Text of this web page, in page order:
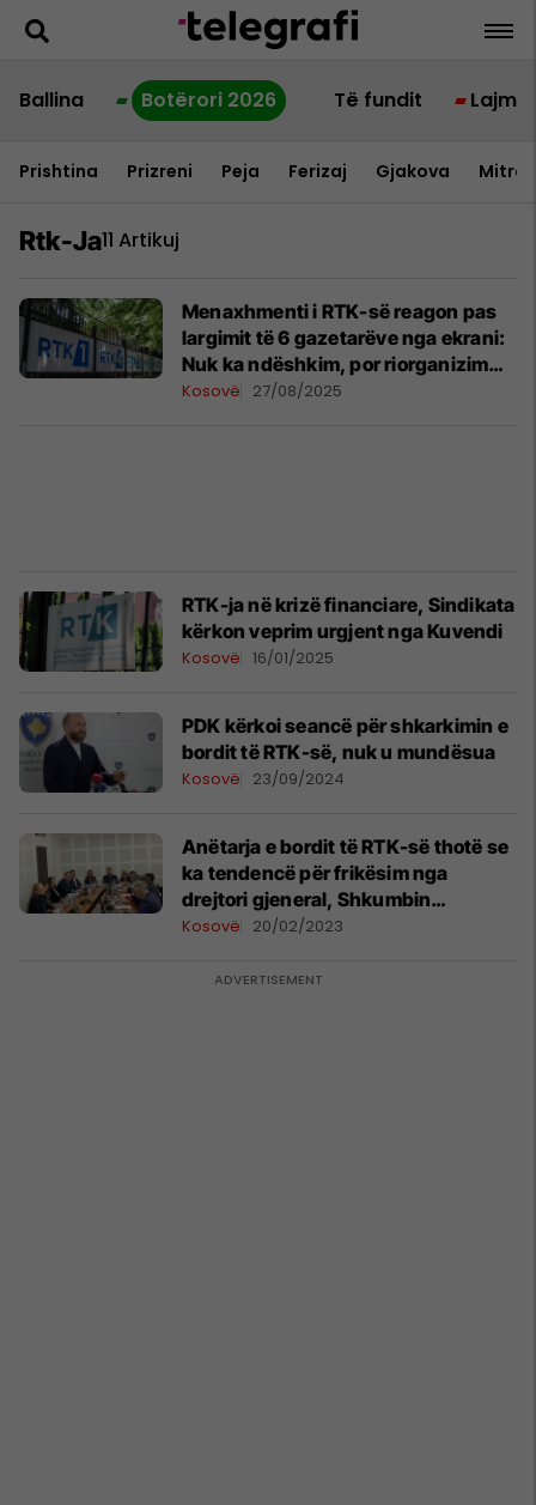
Ballina Botërori 2026 Të fundit Lajme
Prishtina Prizreni Peja Ferizaj Gjakova
Rtk-Ja11 Artikuj
Menaxhmenti i RTK-së reagon pas
largimit të 6 gazetarëve nga ekrani:
Nuk ka ndëshkim, por riorganizim
programor
Kosovë 27/08/2025
RTK-ja në krizë financiare, Sindikata
kërkon veprim urgjent nga Kuvendi
Kosovë 16/01/2025
PDK kërkoi seancë për shkarkimin e
bordit të RTK-së, nuk u mundësua
Kosovë 23/09/2024
Anëtarja e bordit të RTK-së thotë se
ka tendencë për frikësim nga
drejtori gjeneral, Shkumbin
Ahmetxhekaj
Kosovë 20/02/2023